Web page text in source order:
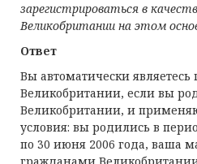
зарегистрироваться в
Великобритании на этом
Ответ
Вы автоматически
Великобритании, если вы
Великобритании, и
условия: вы родились в
по 30 июня 2006 года, ваша